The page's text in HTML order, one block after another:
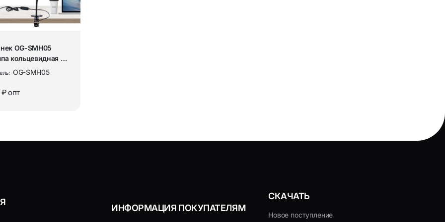
и комплектующие
и уход
OG-SMH05
кольцевидная на
(9см)
OG-SMH05
₽опт
ИНФОРМАЦИЯ ПОКУПАТЕЛЯМ
СКАЧАТЬ
Новое поступление